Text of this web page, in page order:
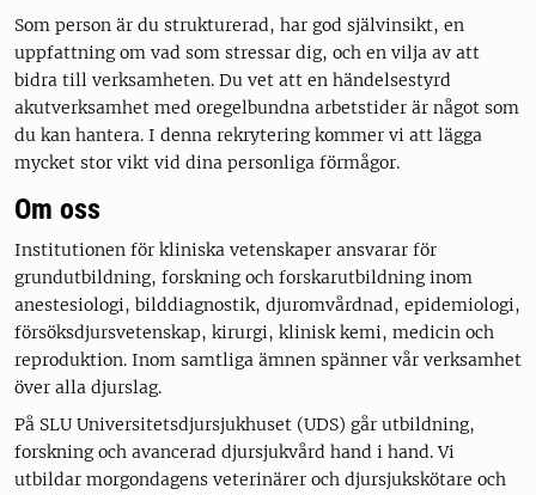
Som person är du strukturerad, har god självinsikt, en
uppfattning om vad som stressar dig, och en vilja av att
bidra till verksamheten. Du vet att en händelsestyrd
akutverksamhet med oregelbundna arbetstider är något som
du kan hantera. I denna rekrytering kommer vi att lägga
mycket stor vikt vid dina personliga förmågor.
Om oss
Institutionen för kliniska vetenskaper ansvarar för
grundutbildning, forskning och forskarutbildning inom
anestesiologi, bilddiagnostik, djuromvårdnad, epidemiologi,
försöksdjursvetenskap, kirurgi, klinisk kemi, medicin och
reproduktion. Inom samtliga ämnen spänner vår verksamhet
över alla djurslag.
På SLU Universitetsdjursjukhuset (UDS) går utbildning,
forskning och avancerad djursjukvård hand i hand. Vi
utbildar morgondagens veterinärer och djursjukskötare och